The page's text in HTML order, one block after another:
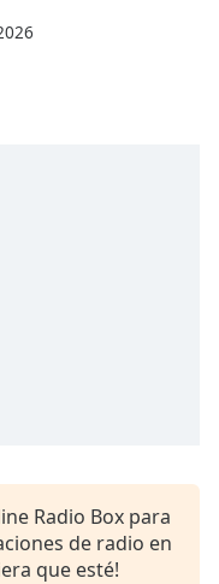
Radio Box para
de radio en
que esté!